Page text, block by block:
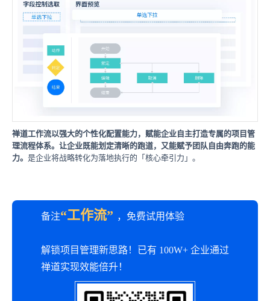
禅道工作流以强大的个性化配置能力，赋能企业自主打造专属的项目管
理流程体系。让企业既能划定清晰的跑道，又能赋予团队自由奔跑的能
力。 是企业将战略转化为落地执行的「核心牵引力」。
备注“工作流” ，免费试用体验
解锁项目管理新思路！已有 100W+ 企业通过
禅道实现效能倍升！